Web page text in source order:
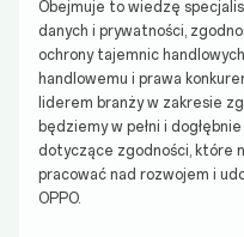
Obejmuje to wiedzę
danych i prywatności,
ochrony tajemnic
handlowemu i prawa
liderem branży w zakresie
będziemy w pełni i
dotyczące zgodności, które
pracować nad rozwojem i
OPPO.